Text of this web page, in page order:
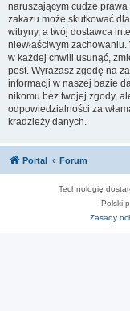
naruszającym cudze
zakazu może skutkować
witryny, a twój dostawca
niewłaściwym zachowaniu.
w każdej chwili usunąć,
post. Wyrażasz zgodę na
informacji w naszej bazie
nikomu bez twojej zgody,
odpowiedzialności za
kradzieży danych.
Portal Forum
Technologię
Polski
Zasady